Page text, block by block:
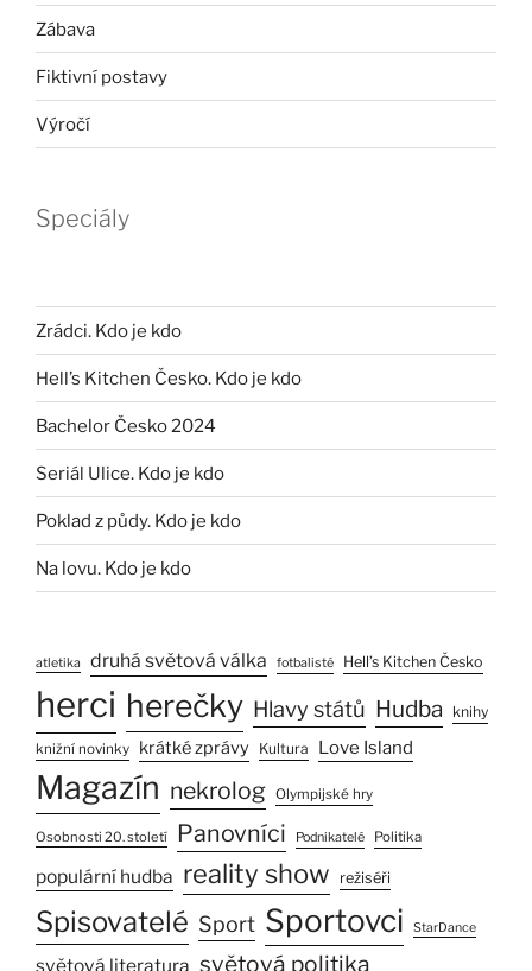
Zábava
Fiktivní postavy
Výročí
Speciály
Zrádci. Kdo je kdo
Hell’s Kitchen Česko. Kdo je kdo
Bachelor Česko 2024
Seriál Ulice. Kdo je kdo
Poklad z půdy. Kdo je kdo
Na lovu. Kdo je kdo
atletika druhá světová válka fotbalisté Hell’s Kitchen Česko
herci herečky Hlavy států Hudba knihy
knižní novinky krátké zprávy Kultura Love Island
Magazín nekrolog Olympijské hry
Osobnosti 20. století Panovníci Podnikatelé Politika
populární hudba reality show režiséři
Spisovatelé Sport Sportovci StarDance
světová literatura světová politika